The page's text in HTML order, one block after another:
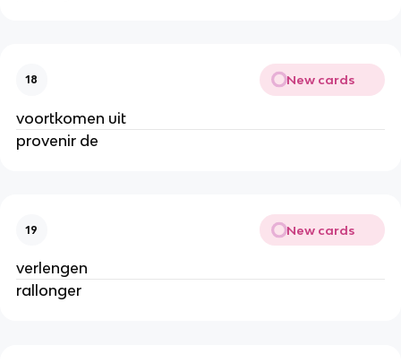
18 New cards
voortkomen uit
provenir de
19 New cards
verlengen
rallonger